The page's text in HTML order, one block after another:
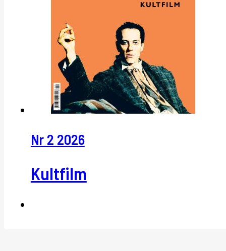
Nr 2 2026
Kultfilm